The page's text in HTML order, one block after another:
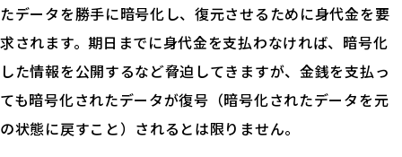
たデータを勝手に暗号化し、復元させるために身代金を要
求されます。期日までに身代金を支払わなければ、暗号化
した情報を公開するなど脅迫してきますが、金銭を支払っ
ても暗号化されたデータが復号（暗号化されたデータを元
の状態に戻すこと）されるとは限りません。